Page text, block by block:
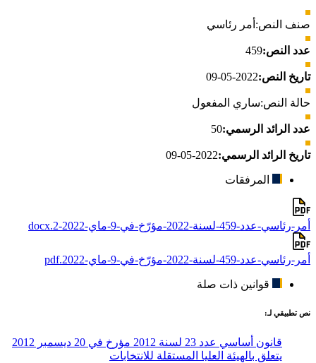
صنف النص: أمر رئاسي
عدد النص:459
تاريخ النص:2022-05-09
حالة النص:ساري المفعول
عدد الرائد الرسمي:50
تاريخ الرائد الرسمي:2022-05-09
المرفقات
أمر-رئاسي-عدد-459-لسنة-2022-مؤرّخ-في-9-ماي-2022-2.docx
أمر-رئاسي-عدد-459-لسنة-2022-مؤرّخ-في-9-ماي-2022.pdf
قوانين ذات صلة
نص تطبيقي لـ:
قانون أساسي عدد 23 لسنة 2012 مؤرخ في 20 ديسمبر 2012
يتعلق بالهيئة العليا المستقلة للانتخابات